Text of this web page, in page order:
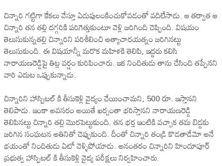
చిన్నారి గట్టిగా కేకలు వేస్తూ ఏడుపులంకించుకోవడంతో వదిలేసాడు. ఆ తర్వాత ఆ
చిన్నారి తన తల్లి దగ్గరికి పరిగెత్తుకుంటూ వెళ్లి జరిగింది చెప్పింది. విషయం
తెలుసుకున్నతల్లి చిన్నారిని పరిశీలించి అత్యాచారయత్నం జరిగినట్టు
తెలుసుకుంది. ఈ విషయాన్నీ మరొక మహిళకి తెలిపి, ఇద్దరు కలిసి
నారాయణరెడ్డిపై తిట్ల వర్షం కురిపించారు. ఇక నిందితుడు తాను చేసింది తప్పేనని
వారి ఎదుట ఒప్పుకున్నాడు.
చిన్నారిని హాస్పిటల్ కి తీసుకెళ్లి వైద్యం చేయించామని, 500 రూ. ఇస్తానని
తెలిపాడు. ఇంకా అవసరం అయితే ఖర్చంతా భరిస్తానని నారాయణరెడ్డి
తెలిపినట్టు చిన్నారి తల్లి మొరపెట్టుకుంది. తన భర్త ఇంటికి వచ్చాక తమ బిడ్డకు
జరిగిన సంఘటన అతినితో చెప్పుకుంది. దీంతో చిన్నారి తండ్రి కొడతాడేమో అనే
భయంతో నిందితుడు ఏటో వెళ్ళిపోయాడు. అనంతరం చిన్నారిని హిందూపూర్
ప్రభుత్వ హాస్పిటల్ కి తీసుకెళ్లి వైద్య పరీక్షలు నిర్వహించారు.